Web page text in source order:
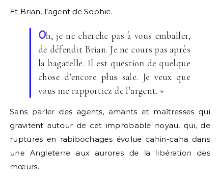
Et Brian, l’agent de Sophie.
Oh, je ne cherche pas à vous emballer,
de défendit Brian. Je ne cours pas après
la bagatelle. Il est question de quelque
chose d’encore plus sale. Je veux que
vous me rapportiez de l’argent. »
Sans parler des agents, amants et maîtresses qui
gravitent autour de cet improbable noyau, qui, de
ruptures en rabibochages évolue cahin-caha dans
une Angleterre aux aurores de la libération des
mœurs.